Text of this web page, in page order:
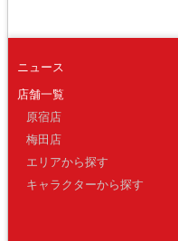
ニュース
店舗一覧
原宿店
梅田店
エリアから探す
キャラクターから探す